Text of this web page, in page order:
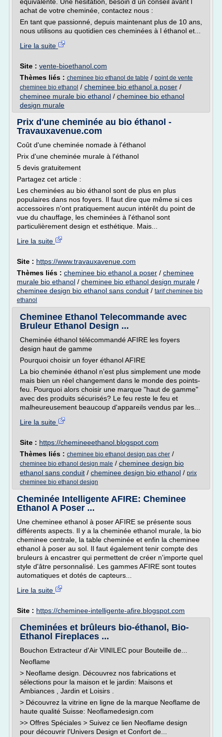
achat de votre cheminée, contactez nous :
En tant que passionné, depuis maintenant plus de 10 ans,
nous utilisons au quotidien ces cheminées à l éthanol et...
Lire la suite
Site : vente-bioethanol.com
Thèmes liés : cheminee bio ethanol de table / point de vente
cheminee bio ethanol / cheminee bio ethanol a poser /
cheminee murale bio ethanol / cheminee bio ethanol
design murale
Prix d'une cheminée au bio éthanol -
Travauxavenue.com
Coût d'une cheminée nomade à l'éthanol
Prix d'une cheminée murale à l'éthanol
5 devis gratuitement
Partagez cet article :
Les cheminées au bio éthanol sont de plus en plus
populaires dans nos foyers. Il faut dire que même si ces
accessoires n'ont pratiquement aucun intérêt du point de
vue du chauffage, les cheminées à l'éthanol sont
particulièrement design et esthétique. Mais...
Lire la suite
Site : https://www.travauxavenue.com
Thèmes liés : cheminee bio ethanol a poser / cheminee
murale bio ethanol / cheminee bio ethanol design murale /
cheminee design bio ethanol sans conduit / tarif cheminee bio
ethanol
Cheminee Ethanol Telecommande avec
Bruleur Ethanol Design ...
Cheminée éthanol télécommandé AFIRE les foyers
design haut de gamme
Pourquoi choisir un foyer éthanol AFIRE
La bio cheminée éthanol n'est plus simplement une mode
mais bien un réel changement dans le monde des points-
feu. Pourquoi alors choisir une marque "haut de gamme"
avec des produits sécurisés? Le feu reste le feu et
malheureusement beaucoup d'appareils vendus par les...
Lire la suite
Site : https://chemineeethanol.blogspot.com
Thèmes liés : cheminee bio ethanol design pas cher /
cheminee bio ethanol design male / cheminee design bio
ethanol sans conduit / cheminee design bio ethanol / prix
cheminee bio ethanol design
Cheminée Intelligente AFIRE: Cheminee
Ethanol A Poser ...
Une cheminee ethanol à poser AFIRE se présente sous
différents aspects. Il y a la cheminée ethanol murale, la bio
cheminee centrale, la table cheminée et enfin la cheminee
ethanol à poser au sol. Il faut également tenir compte des
bruleurs à encastrer qui permettent de créer n'importe quel
style d'âtre personnalisé. Les gammes AFIRE sont toutes
automatiques et dotés de capteurs...
Lire la suite
Site : https://cheminee-intelligente-afire.blogspot.com
Cheminées et brûleurs bio-éthanol, Bio-
Ethanol Fireplaces ...
Bouchon Extracteur d'Air VINILEC pour Bouteille de...
Neoflame
> Neoflame design. Découvrez nos fabrications et
sélections pour la maison et le jardin: Maisons et
Ambiances , Jardin et Loisirs .
> Découvrez la vitrine en ligne de la marque Neoflame de
haute qualité Suisse: Neoflamedesign.com
>> Offres Spéciales > Suivez ce lien Neoflame design
pour découvrir l'Univers Design et Confort de...